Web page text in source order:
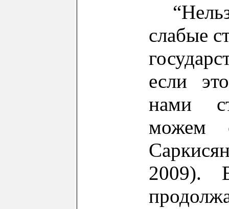
слабые
если
нами
можем
2009).